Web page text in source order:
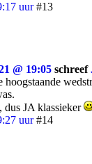
uur #13
@ 19:05 schreef
hoogstaande
dus JA klassieker
uur #14